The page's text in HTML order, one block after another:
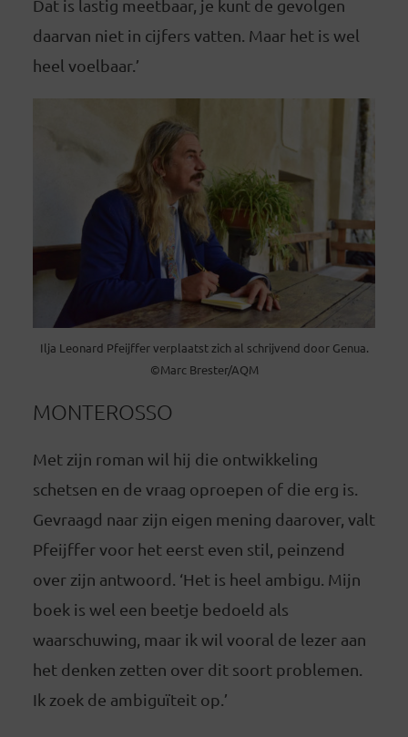
Dat is lastig meetbaar, je kunt de gevolgen
daarvan niet in cijfers vatten. Maar het is wel
heel voelbaar.’
Ilja Leonard Pfeijffer verplaatst zich al schrijvend door Genua.
©Marc Brester/AQM
MONTEROSSO
Met zijn roman wil hij die ontwikkeling
schetsen en de vraag oproepen of die erg is.
Gevraagd naar zijn eigen mening daarover, valt
Pfeijffer voor het eerst even stil, peinzend
over zijn antwoord. ‘Het is heel ambigu. Mijn
boek is wel een beetje bedoeld als
waarschuwing, maar ik wil vooral de lezer aan
het denken zetten over dit soort problemen.
Ik zoek de ambiguïteit op.’